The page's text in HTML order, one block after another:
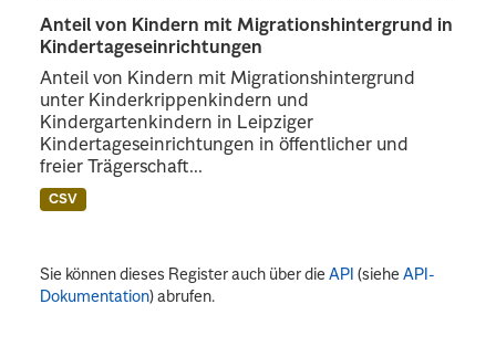
Anteil von Kindern mit Migrationshintergrund in
Kindertageseinrichtungen
Anteil von Kindern mit Migrationshintergrund
unter Kinderkrippenkindern und
Kindergartenkindern in Leipziger
Kindertageseinrichtungen in öffentlicher und
freier Trägerschaft...
CSV
Sie können dieses Register auch über dieAPI (sieheAPI-
Dokumentation) abrufen.